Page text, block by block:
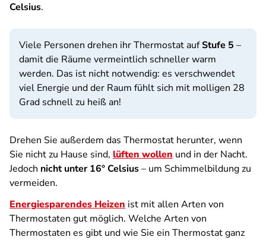
Celsius.
Viele Personen drehen ihr Thermostat aufStufe 5 –
damit die Räume vermeintlich schneller warm
werden. Das ist nicht notwendig: es verschwendet
viel Energie und der Raum fühlt sich mit molligen 28
Grad schnell zu heiß an!
Drehen Sie außerdem das Thermostat herunter, wenn
Sie nicht zu Hause sind, lüften wollen und in der Nacht.
Jedoch nicht unter 16° Celsius– um Schimmelbildung zu
vermeiden.
Energiesparendes Heizen ist mit allen Arten von
Thermostaten gut möglich. Welche Arten von
Thermostaten es gibt und wie Sie ein Thermostat ganz